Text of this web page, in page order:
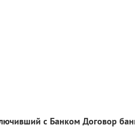
с Банком Договор